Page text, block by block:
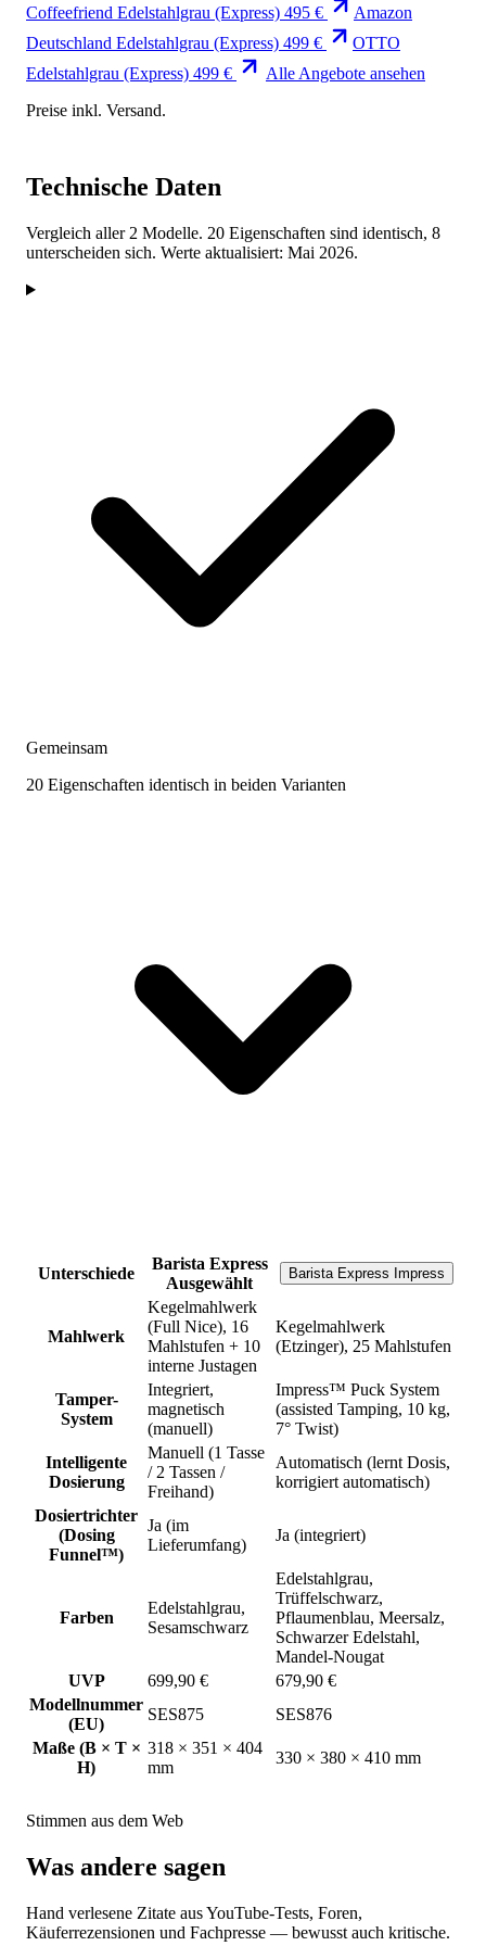
Coffeefriend Edelstahlgrau (Express) 495 €
Amazon
Deutschland Edelstahlgrau (Express) 499 €
OTTO
Edelstahlgrau (Express) 499 €
Alle Angebote ansehen
Preise inkl. Versand.
Technische Daten
Vergleich aller 2 Modelle. 20 Eigenschaften sind identisch, 8
unterscheiden sich. Werte aktualisiert: Mai 2026.
Gemeinsam
20 Eigenschaften identisch in beiden Varianten
Unterschiede
Barista Express
Ausgewählt
Barista Express Impress
Mahlwerk
Kegelmahlwerk
(Full Nice), 16
Mahlstufen + 10
interne Justagen
Kegelmahlwerk
(Etzinger), 25 Mahlstufen
Tamper-
System
Integriert,
magnetisch
(manuell)
Impress™ Puck System
(assisted Tamping, 10 kg,
7° Twist)
Intelligente
Dosierung
Manuell (1 Tasse
/ 2 Tassen /
Freihand)
Automatisch (lernt Dosis,
korrigiert automatisch)
Dosiertrichter
(Dosing
Funnel™)
Ja (im
Lieferumfang)
Ja (integriert)
Farben
Edelstahlgrau,
Sesamschwarz
Edelstahlgrau,
Trüffelschwarz,
Pflaumenblau, Meersalz,
Schwarzer Edelstahl,
Mandel-Nougat
UVP
699,90 €
679,90 €
Modellnummer
(EU)
SES875
SES876
Maße (B × T ×
H)
318 × 351 × 404
mm
330 × 380 × 410 mm
Stimmen aus dem Web
Was andere sagen
Hand verlesene Zitate aus YouTube-Tests, Foren,
Käuferrezensionen und Fachpresse — bewusst auch kritische.